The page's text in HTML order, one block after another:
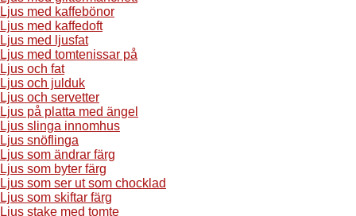
Ljus med kaffebönor
Ljus med kaffedoft
Ljus med ljusfat
Ljus med tomtenissar på
Ljus och fat
Ljus och julduk
Ljus och servetter
Ljus på platta med ängel
Ljus slinga innomhus
Ljus snöflinga
Ljus som ändrar färg
Ljus som byter färg
Ljus som ser ut som chocklad
Ljus som skiftar färg
Ljus stake med tomte